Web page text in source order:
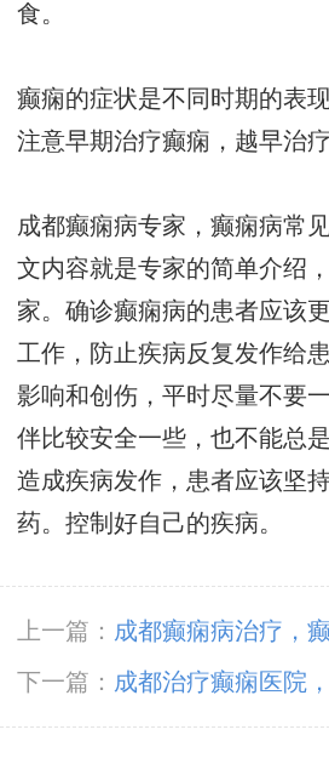
食。
癫痫的症状是不同时期的表
注意早期治疗癫痫，越早治疗
成都癫痫病专家，癫痫病常
文内容就是专家的简单介绍
家。确诊癫痫病的患者应该
工作，防止疾病反复发作给
影响和创伤，平时尽量不要
伴比较安全一些，也不能总
造成疾病发作，患者应该坚
药。控制好自己的疾病。
上一篇： 成都癫痫病治疗，
次?
下一篇： 成都治疗癫痫医院
很好呢?